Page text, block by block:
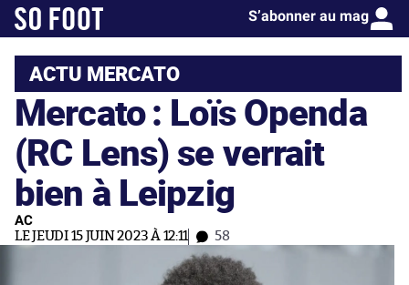
S’abonner au mag
ACTU MERCATO
Mercato : Loïs Openda
(RC Lens) se verrait
bien à Leipzig
AC
LE JEUDI 15 JUIN 2023 À 12:11 58